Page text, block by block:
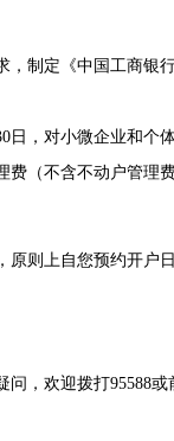
制定《中国工商银
，对小微企业和个
（不含不动户管理费
原则上自您预约开户
问，欢迎拨打95588